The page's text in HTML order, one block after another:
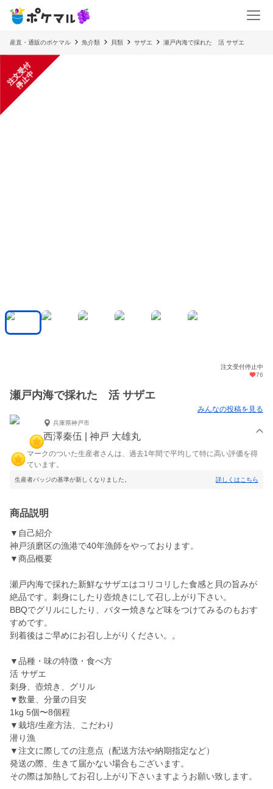
産直・通販のポケマル 魚介類 貝類 サザエ 瀬戸内海で採れた 活 サザエ
注
文
受
付
停
止
中
注文受付停止中
76
瀬戸内海で採れた 活 サザエ
みんなの投稿を見る
兵庫県神戸市
西澤秦伍 | 神戸 大雄丸
マークのついた生産者さんは、過去1年間で平均して特に高い評価を得
ています。
生産者バッジの基準が新しくなりました。 詳しくはこちら
商品説明
▼自己紹介
神戸須磨区の漁港で40年漁師をやっております。
▼商品概要
瀬戸内海で採れた新鮮なサザエはコリコリした食感と貝の旨みが
絶品です。刺身にしたり壺焼きにして召し上がり下さい。
BBQでグリルにしたり、バター焼きなど味をつけてみるのもおす
すめです。
到着後はご早めにお召し上がりください。。
▼品種・味の特徴・食べ方
活 サザエ
刺身、壺焼き、グリル
▼数量、分量の目安
1kg 5個〜8個程
▼栽培/生産方法、こだわり
潜り漁
▼注文に際しての注意点（配送方法や納期指定など）
発送の際、生きて届かない場合もございます。
その際は加熱してお召し上がり下さいますようお願い致します。